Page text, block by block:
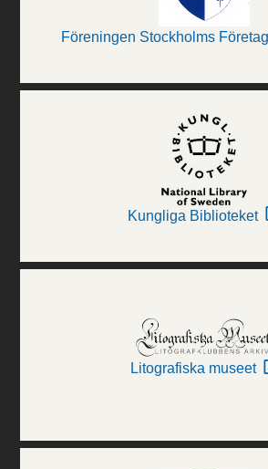
Föreningen Stockholms
Kungliga Biblioteket
Litografiska museet